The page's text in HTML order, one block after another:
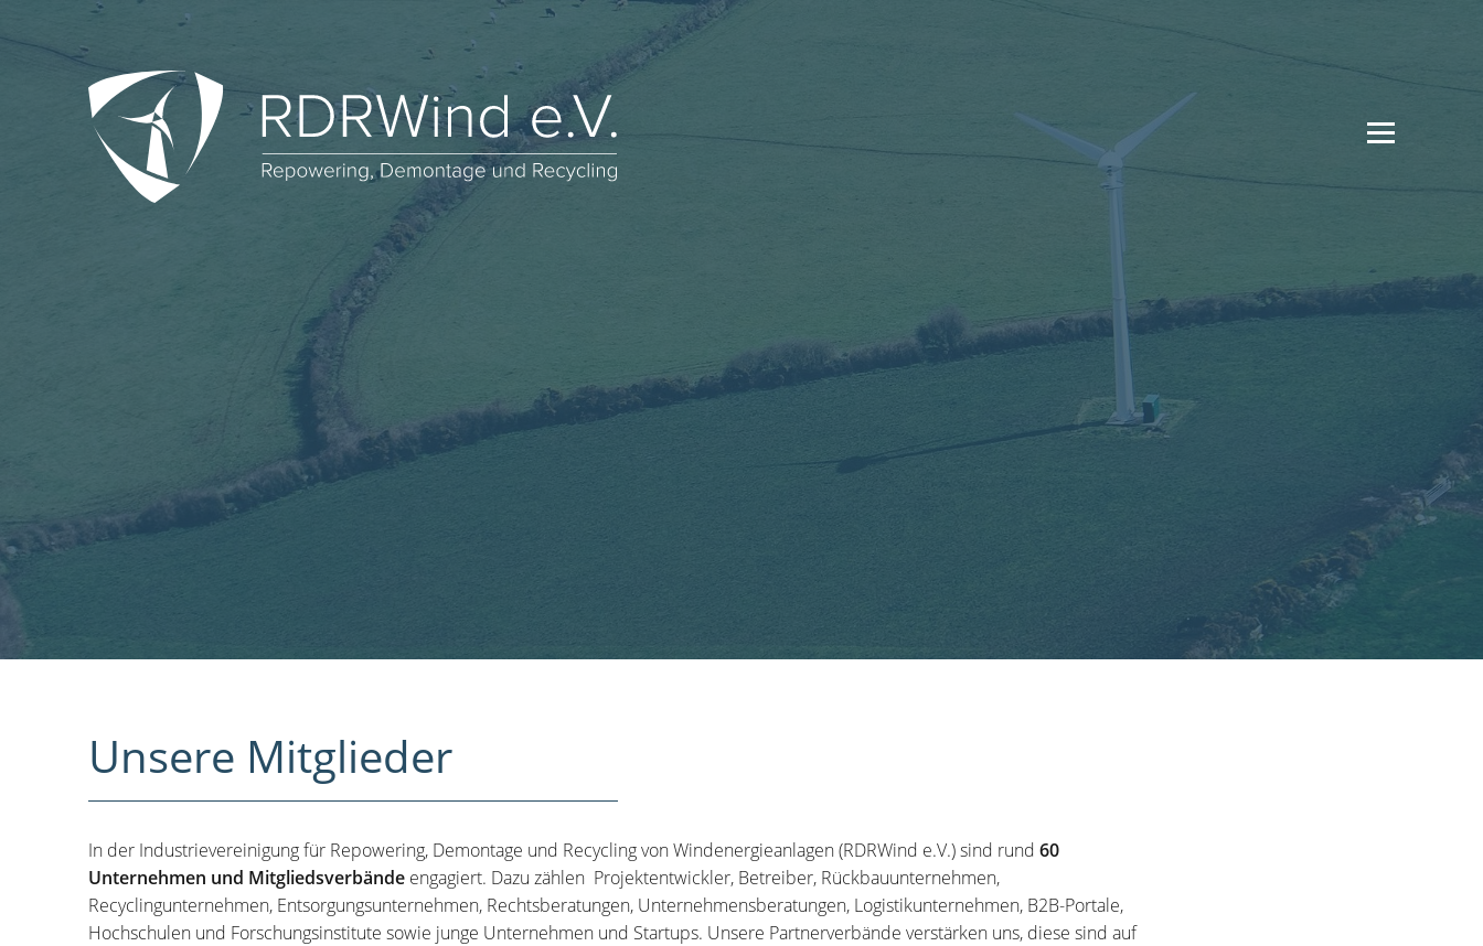
Unsere Mitglieder
In der Industrievereinigung für Repowering, Demontage und Recycling von Windenergieanlagen (RDRWind e.V.) sind rund 60
Unternehmen und Mitgliedsverbände engagiert. Dazu zählen Projektentwickler, Betreiber, Rückbauunternehmen,
Recyclingunternehmen, Entsorgungsunternehmen, Rechtsberatungen, Unternehmensberatungen, Logistikunternehmen, B2B-Portale,
Hochschulen und Forschungsinstitute sowie junge Unternehmen und Startups. Unsere Partnerverbände verstärken uns, diese sind auf